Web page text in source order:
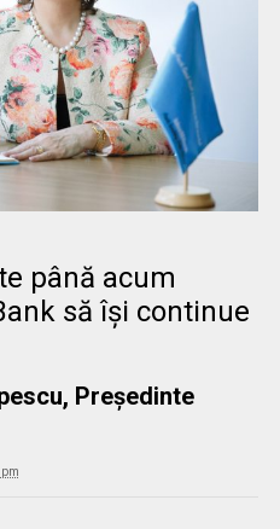
până acum
să îşi continue
Președinte